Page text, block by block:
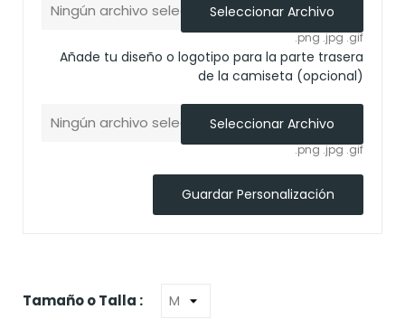
Ningún archivo seleccionadoSeleccionar Archivo
.png .jpg .gif
Añade tu diseño o logotipo para la parte trasera
de la camiseta (opcional)
Ningún archivo seleccionadoSeleccionar Archivo
.png .jpg .gif
Guardar Personalización
Tamaño o Talla :